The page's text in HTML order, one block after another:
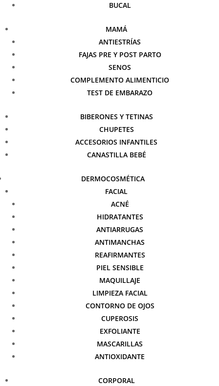
BUCAL
MAMÁ
ANTIESTRÍAS
FAJAS PRE Y POST PARTO
SENOS
COMPLEMENTO ALIMENTICIO
TEST DE EMBARAZO
BIBERONES Y TETINAS
CHUPETES
ACCESORIOS INFANTILES
CANASTILLA BEBÉ
DERMOCOSMÉTICA
FACIAL
ACNÉ
HIDRATANTES
ANTIARRUGAS
ANTIMANCHAS
REAFIRMANTES
PIEL SENSIBLE
MAQUILLAJE
LIMPIEZA FACIAL
CONTORNO DE OJOS
CUPEROSIS
EXFOLIANTE
MASCARILLAS
ANTIOXIDANTE
CORPORAL